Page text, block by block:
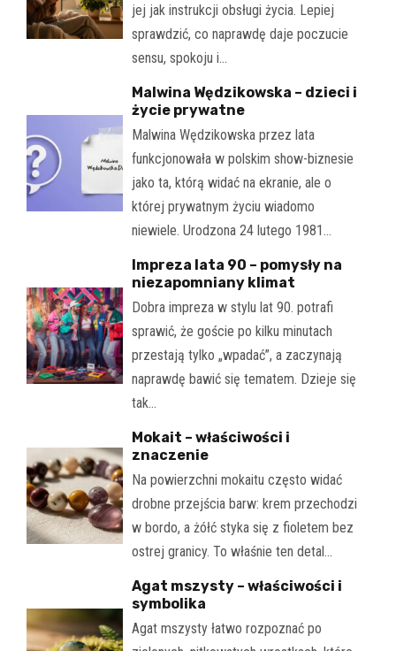
jej jak instrukcji obsługi życia. Lepiej
sprawdzić, co naprawdę daje poczucie
sensu, spokoju i…
Malwina Wędzikowska – dzieci i
życie prywatne
Malwina Wędzikowska przez lata
funkcjonowała w polskim show-biznesie
jako ta, którą widać na ekranie, ale o
której prywatnym życiu wiadomo
niewiele. Urodzona 24 lutego 1981…
Impreza lata 90 – pomysły na
niezapomniany klimat
Dobra impreza w stylu lat 90. potrafi
sprawić, że goście po kilku minutach
przestają tylko „wpadać”, a zaczynają
naprawdę bawić się tematem. Dzieje się
tak…
Mokait – właściwości i
znaczenie
Na powierzchni mokaitu często widać
drobne przejścia barw: krem przechodzi
w bordo, a żółć styka się z fioletem bez
ostrej granicy. To właśnie ten detal…
Agat mszysty – właściwości i
symbolika
Agat mszysty łatwo rozpoznać po